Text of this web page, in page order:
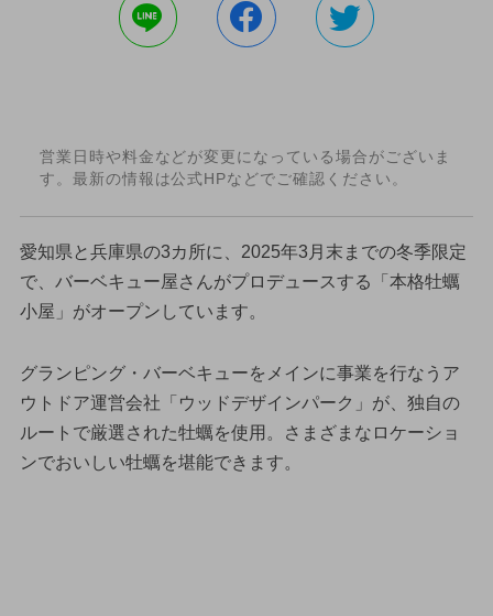
営業日時や料金などが変更になっている場合がございま
す。最新の情報は公式HPなどでご確認ください。
愛知県と兵庫県の3カ所に、2025年3月末までの冬季限定
で、バーベキュー屋さんがプロデュースする「本格牡蠣
小屋」がオープンしています。
グランピング・バーベキューをメインに事業を行なうア
ウトドア運営会社「ウッドデザインパーク」が、独自の
ルートで厳選された牡蠣を使用。さまざまなロケーショ
ンでおいしい牡蠣を堪能できます。